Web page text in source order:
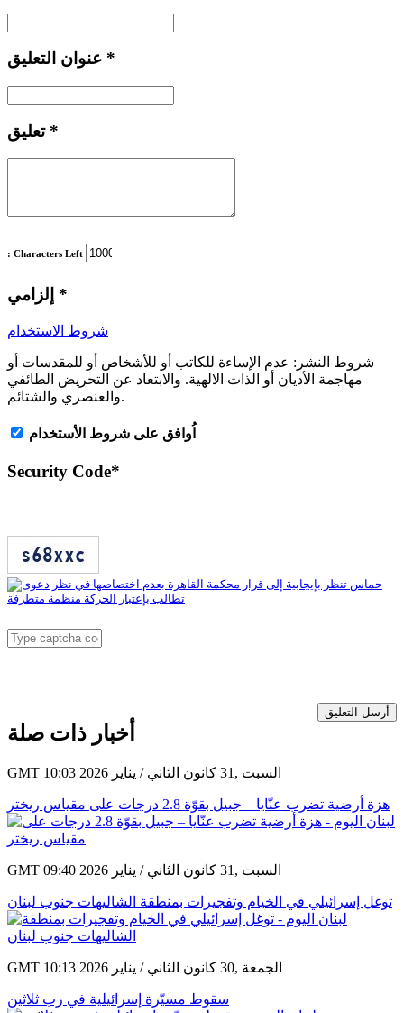
*
تعليق *
: Characters Left
*
شروط الاستخدام
شروط النشر: عدم الإساءة للكاتب أو للأشخاص أو للمقدسات أو
مهاجمة الأديان أو الذات الالهية. والابتعاد عن التحريض الطائفي
والعنصري والشتائم.
اُوافق على شروط الأستخدام
Security Code*
أرسل التعليق
أخبار ذات صلة
GMT 10:03 2026 السبت ,31 كانون الثاني / يناير
هزة أرضية تضرب عنّايا – جبيل بقوّة 2.8 درجات على مقياس ريختر
GMT 09:40 2026 السبت ,31 كانون الثاني / يناير
توغل إسرائيلي في الخيام وتفجيرات بمنطقة الشاليهات جنوب لبنان
GMT 10:13 2026 الجمعة ,30 كانون الثاني / يناير
سقوط مسيّرة إسرائيلية في رب ثلاثين